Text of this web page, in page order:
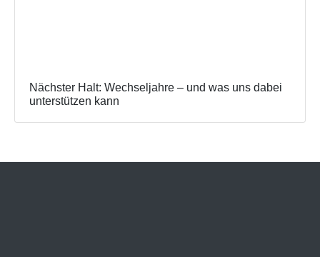
Nächster Halt: Wechseljahre – und was uns dabei
unterstützen kann